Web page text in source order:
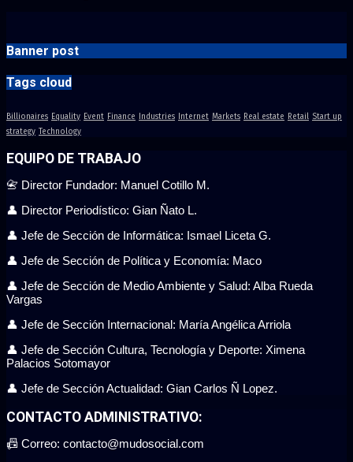
Banner post
Tags cloud
Billionaires Equality Event Finance Industries Internet Markets Real estate Retail Start up
strategy Technology
EQUIPO DE TRABAJO
📇 Director Fundador: Manuel Cotillo M.
👤 Director Periodístico: Gian Ñato L.
👤 Jefe de Sección de Informática: Ismael Liceta G.
👤 Jefe de Sección de Política y Economía: Maco
👤 Jefe de Sección de Medio Ambiente y Salud: Alba Rueda
Vargas
👤 Jefe de Sección Internacional: María Angélica Arriola
👤 Jefe de Sección Cultura, Tecnología y Deporte: Ximena
Palacios Sotomayor
👤 Jefe de Sección Actualidad: Gian Carlos Ñ Lopez.
CONTACTO ADMINISTRATIVO:
📠 Correo: contacto@mudosocial.com